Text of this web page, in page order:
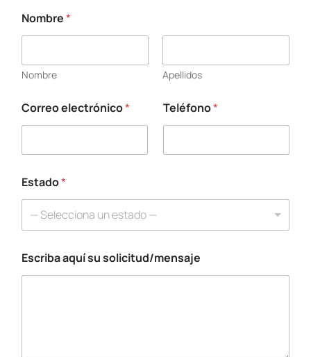
a
q
í
s
e
e
t
ó
n
Nombre*
Nombre Apellidos
Correo electrónico* Teléfono*
Estado*
— Selecciona un estado —
Escriba aquí su solicitud/mensaje